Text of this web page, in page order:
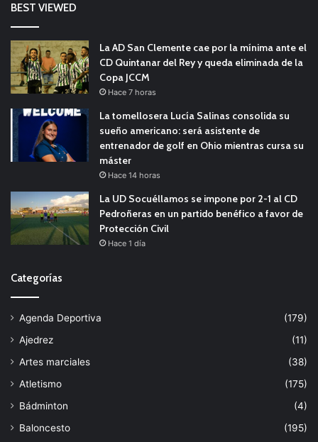
BEST VIEWED
La AD San Clemente cae por la mínima ante el
CD Quintanar del Rey y queda eliminada de la
Copa JCCM
Hace 7 horas
La tomellosera Lucía Salinas consolida su
sueño americano: será asistente de
entrenador de golf en Ohio mientras cursa su
máster
Hace 14 horas
La UD Socuéllamos se impone por 2-1 al CD
Pedroñeras en un partido benéfico a favor de
Protección Civil
Hace 1 día
Categorías
Agenda Deportiva
(179)
Ajedrez
(11)
Artes marciales
(38)
Atletismo
(175)
Bádminton
(4)
Baloncesto
(195)